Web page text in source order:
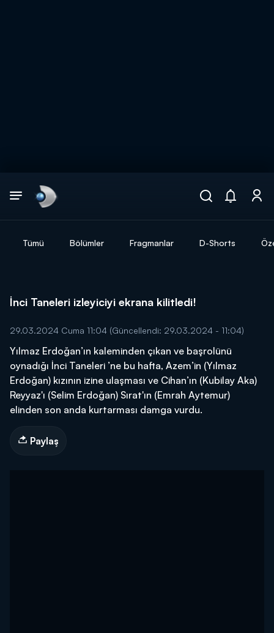
Tümü Bölümler Fragmanlar D-Shorts
İnci Taneleri izleyiciyi ekrana kilitledi!
29.03.2024 Cuma 11:04 (Güncellendi: 29.03.2024 - 11:04)
Yılmaz Erdoğan’ın kaleminden çıkan ve başrolünü
oynadığı İnci Taneleri ’ne bu hafta, Azem’in (Yılmaz
Erdoğan) kızının izine ulaşması ve Cihan’ın (Kubilay Aka)
Reyyaz'ı (Selim Erdoğan) Sırat'ın (Emrah Aytemur)
elinden son anda kurtarması damga vurdu.
Paylaş